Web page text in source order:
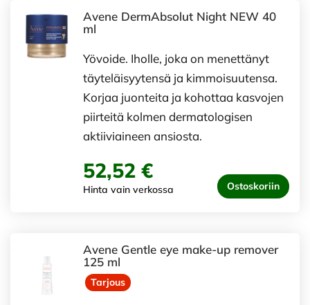
Avene DermAbsolut Night NEW 40
ml
Yövoide. Iholle, joka on menettänyt
täyteläisyytensä ja kimmoisuutensa.
Korjaa juonteita ja kohottaa kasvojen
piirteitä kolmen dermatologisen
aktiiviaineen ansiosta.
52,52 €
Hinta vain verkossa Ostoskoriin
Avene Gentle eye make-up remover
125 ml
Tarjous